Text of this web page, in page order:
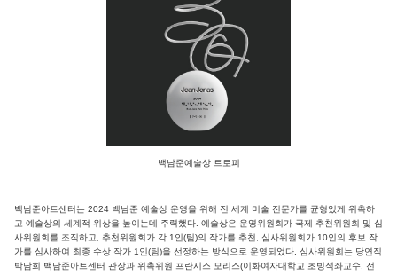
백남준예술상 트로피
백남준아트센터는 2024 백남준 예술상 운영을 위해 전 세계 미술 전문가를 균형있게 위촉하
고 예술상의 세계적 위상을 높이는데 주력했다. 예술상은 운영위원회가 국제 추천위원회 및 심
사위원회를 조직하고, 추천위원회가 각 1인(팀)의 작가를 추천, 심사위원회가 10인의 후보 작
가를 심사하여 최종 수상 작가 1인(팀)을 선정하는 방식으로 운영되었다. 심사위원회는 당연직
박남희 백남준아트센터 관장과 위촉위원 프란시스 모리스(이화여자대학교 초빙석좌교수, 전